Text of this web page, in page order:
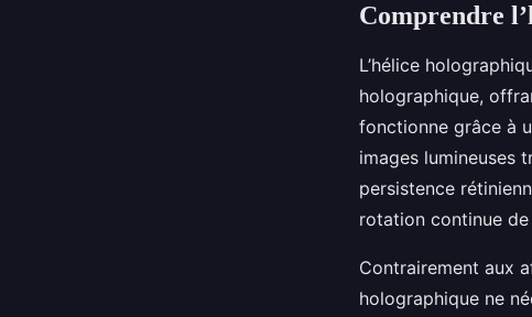
Comprendre
L’hélice
holographique,
fonctionne grâce à
images lumineuses
persistence
rotation continue de
Contrairement aux
holographique ne